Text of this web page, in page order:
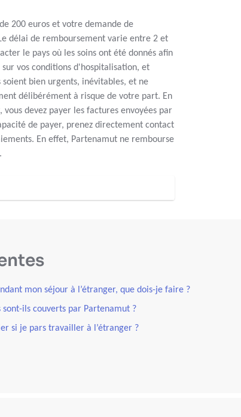
200 euros et votre demande de
délai de remboursement varie entre 2 et
le pays où les soins ont été donnés afin
vos conditions d'hospitalisation, et
bien urgents, inévitables, et ne
délibérément à risque de votre part. En
devez payer les factures envoyées par
de payer, prenez directement contact
En effet, Partenamut ne rembourse
mon séjour à l’étranger, que dois-je faire ?
ils couverts par Partenamut ?
si je pars travailler à l’étranger ?